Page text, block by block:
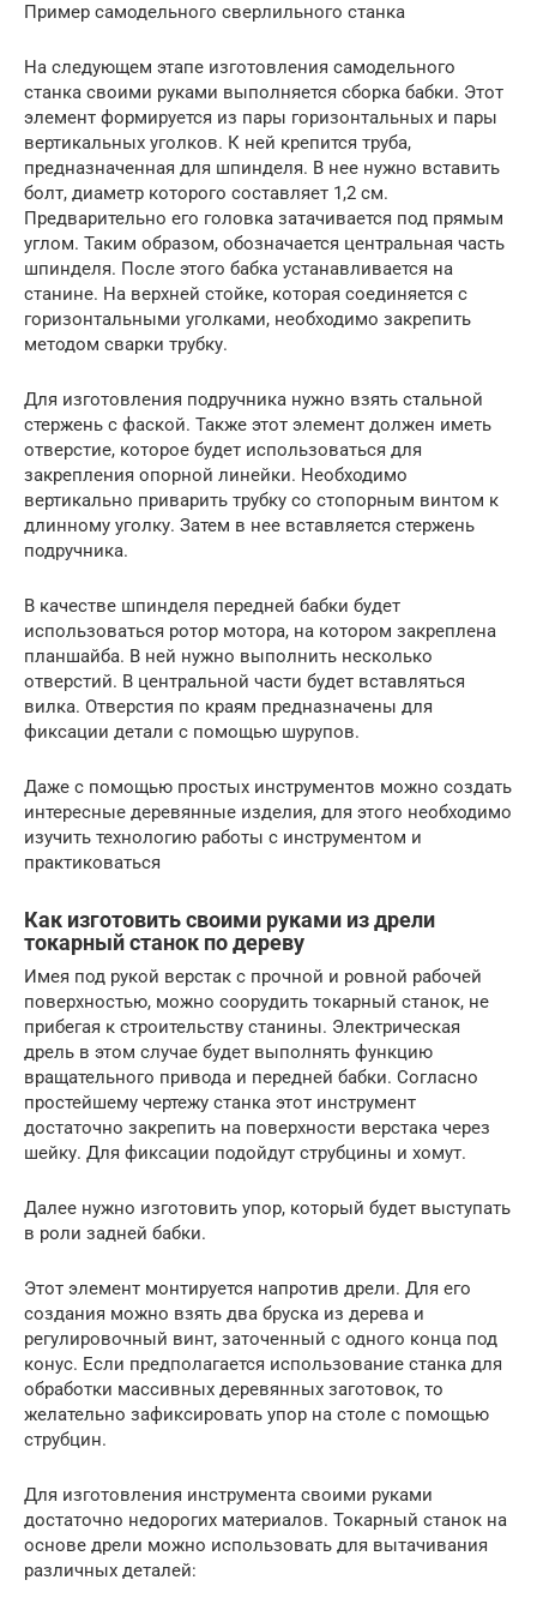
Пример самодельного сверлильного станка
На следующем этапе изготовления самодельного
станка своими руками выполняется сборка бабки. Этот
элемент формируется из пары горизонтальных и пары
вертикальных уголков. К ней крепится труба,
предназначенная для шпинделя. В нее нужно вставить
болт, диаметр которого составляет 1,2 см.
Предварительно его головка затачивается под прямым
углом. Таким образом, обозначается центральная часть
шпинделя. После этого бабка устанавливается на
станине. На верхней стойке, которая соединяется с
горизонтальными уголками, необходимо закрепить
методом сварки трубку.
Для изготовления подручника нужно взять стальной
стержень с фаской. Также этот элемент должен иметь
отверстие, которое будет использоваться для
закрепления опорной линейки. Необходимо
вертикально приварить трубку со стопорным винтом к
длинному уголку. Затем в нее вставляется стержень
подручника.
В качестве шпинделя передней бабки будет
использоваться ротор мотора, на котором закреплена
планшайба. В ней нужно выполнить несколько
отверстий. В центральной части будет вставляться
вилка. Отверстия по краям предназначены для
фиксации детали с помощью шурупов.
Даже с помощью простых инструментов можно создать
интересные деревянные изделия, для этого необходимо
изучить технологию работы с инструментом и
практиковаться
Как изготовить своими руками из дрели
токарный станок по дереву
Имея под рукой верстак с прочной и ровной рабочей
поверхностью, можно соорудить токарный станок, не
прибегая к строительству станины. Электрическая
дрель в этом случае будет выполнять функцию
вращательного привода и передней бабки. Согласно
простейшему чертежу станка этот инструмент
достаточно закрепить на поверхности верстака через
шейку. Для фиксации подойдут струбцины и хомут.
Далее нужно изготовить упор, который будет выступать
в роли задней бабки.
Этот элемент монтируется напротив дрели. Для его
создания можно взять два бруска из дерева и
регулировочный винт, заточенный с одного конца под
конус. Если предполагается использование станка для
обработки массивных деревянных заготовок, то
желательно зафиксировать упор на столе с помощью
струбцин.
Для изготовления инструмента своими руками
достаточно недорогих материалов. Токарный станок на
основе дрели можно использовать для вытачивания
различных деталей: